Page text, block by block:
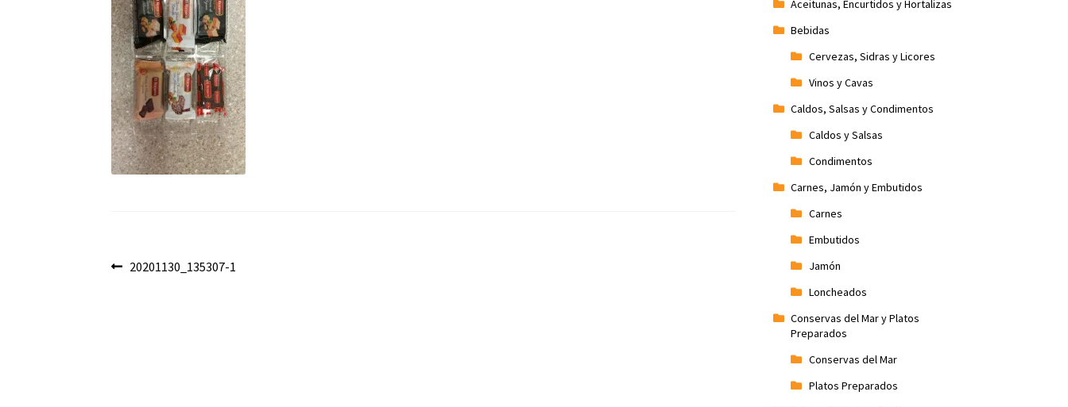
Navegación
Anterior:
20201130_135307-1
Aceitunas, Encurtidos y Hortalizas
Bebidas
Cervezas, Sidras y Licores
Vinos y Cavas
Caldos, Salsas y Condimentos
Caldos y Salsas
Condimentos
Carnes, Jamón y Embutidos
Carnes
Embutidos
Jamón
Loncheados
Conservas del Mar y Platos
Preparados
Conservas del Mar
Platos Preparados